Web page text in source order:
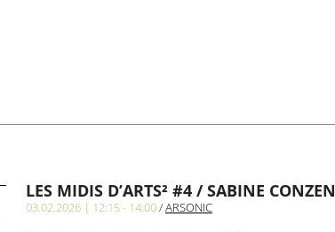
LES MIDIS D’ARTS² #4 / SABINE CONZEN
03.02.2026 | 12:15 - 14:00/ARSONIC